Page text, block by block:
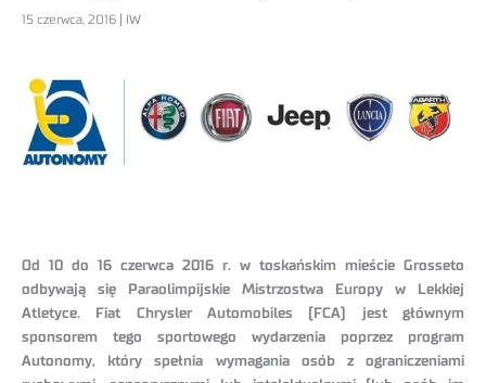
15 czerwca, 2016 | IW
Od 10 do 16 czerwca 2016 r. w toskańskim mieście Grosseto
odbywają się Paraolimpijskie Mistrzostwa Europy w Lekkiej
Atletyce. Fiat Chrysler Automobiles (FCA) jest głównym
sponsorem tego sportowego wydarzenia poprzez program
Autonomy, który spełnia wymagania osób z ograniczeniami